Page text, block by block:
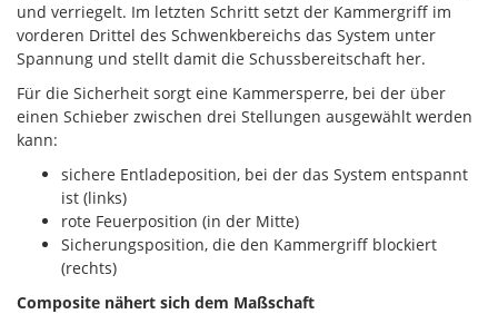
und verriegelt. Im letzten Schritt setzt der Kammergriff im
vorderen Drittel des Schwenkbereichs das System unter
Spannung und stellt damit die Schussbereitschaft her.
Für die Sicherheit sorgt eine Kammersperre, bei der über
einen Schieber zwischen drei Stellungen ausgewählt werden
kann:
sichere Entladeposition, bei der das System entspannt
ist (links)
rote Feuerposition (in der Mitte)
Sicherungsposition, die den Kammergriff blockiert
(rechts)
Composite nähert sich dem Maßschaft